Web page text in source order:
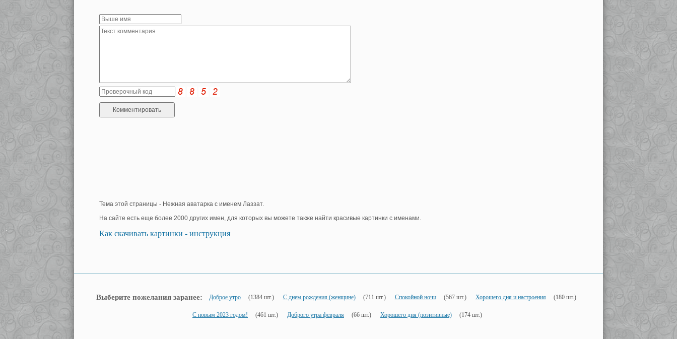
Тема этой страницы - Нежная аватарка с именем Лаззат.
На сайте есть еще более 2000 других имен, для которых вы можете также найти красивые картинки с именами.
Как скачивать картинки - инструкция
Выберите пожелания заранее: Доброе утро (1384 шт.) С днем рождения (женщине) (711 шт.) Спокойной ночи (567 шт.) Хорошего дня и настроения (180 шт.)
С новым 2023 годом! (461 шт.) Доброго утра февраля (66 шт.) Хорошего дня (позитивные) (174 шт.)